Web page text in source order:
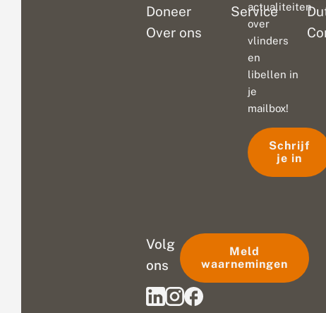
Doneer
Over ons
Service
actualiteiten
over
vlinders
en
libellen in
je
mailbox!
Schrijf
je in
Volg
ons
Meld
waarnemingen